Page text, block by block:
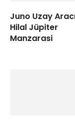
Juno Uzay
Hilal Jüpiter
Manzarasi